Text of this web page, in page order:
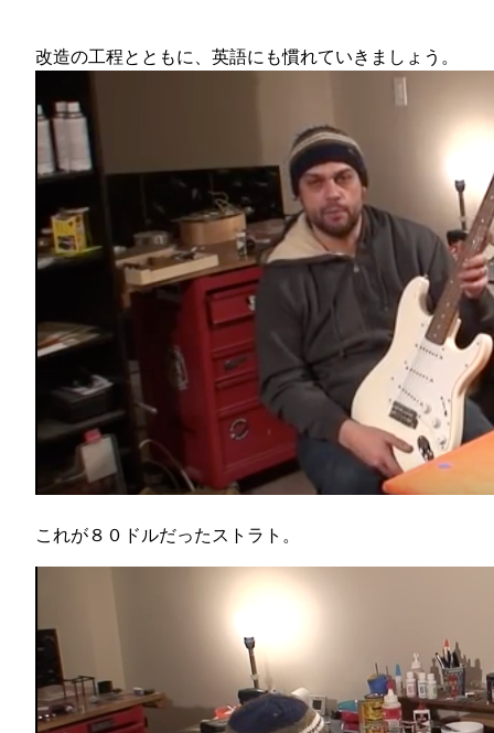
改造の工程とともに、英語にも慣れていきましょう。
これが８０ドルだったストラト。